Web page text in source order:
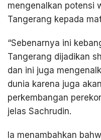
mengenalkan potensi
Tangerang kepada
“Sebenarnya ini
Tangerang dijadikan
dan ini juga
dunia karena juga
perkembangan
jelas Sachrudin.
Ia menambahkan